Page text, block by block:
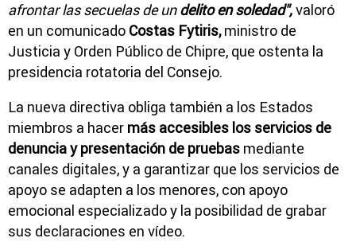
afrontar las secuelas de undelito en soledad",valoró
en un comunicado Costas Fytiris,ministro de
Justicia y Orden Público de Chipre, que ostenta la
presidencia rotatoria del Consejo.
La nueva directiva obliga también a los Estados
miembros a hacer más accesibles los servicios de
denuncia y presentación de pruebas mediante
canales digitales, y a garantizar que los servicios de
apoyo se adapten a los menores, con apoyo
emocional especializado y la posibilidad de grabar
sus declaraciones en vídeo.